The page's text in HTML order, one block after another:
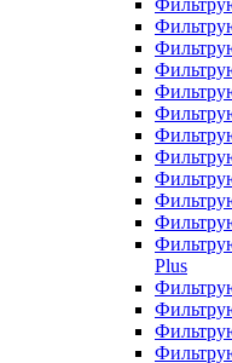
Plus